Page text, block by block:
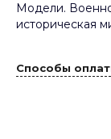
Модели.
историческая
Способы